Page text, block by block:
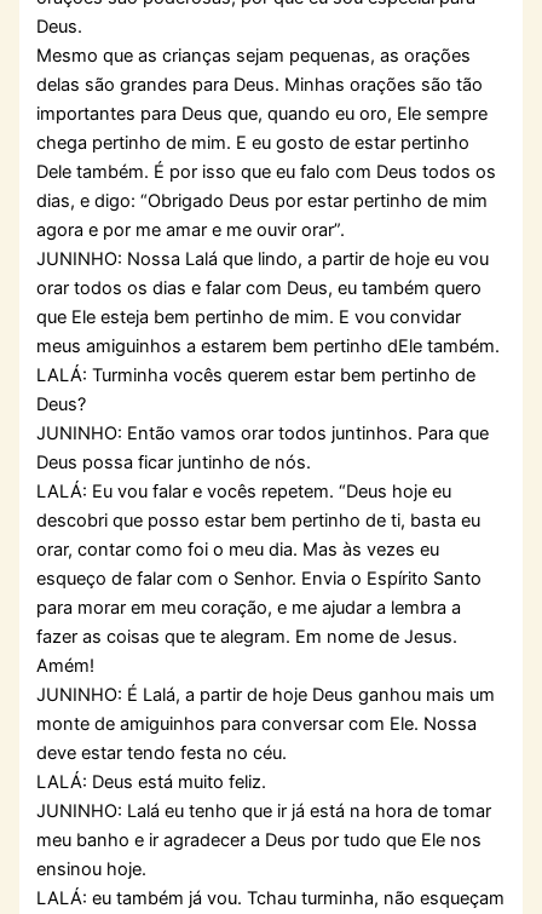
Deus.
Mesmo que as crianças sejam pequenas, as orações
delas são grandes para Deus. Minhas orações são tão
importantes para Deus que, quando eu oro, Ele sempre
chega pertinho de mim. E eu gosto de estar pertinho
Dele também. É por isso que eu falo com Deus todos os
dias, e digo: “Obrigado Deus por estar pertinho de mim
agora e por me amar e me ouvir orar”.
JUNINHO: Nossa Lalá que lindo, a partir de hoje eu vou
orar todos os dias e falar com Deus, eu também quero
que Ele esteja bem pertinho de mim. E vou convidar
meus amiguinhos a estarem bem pertinho dEle também.
LALÁ: Turminha vocês querem estar bem pertinho de
Deus?
JUNINHO: Então vamos orar todos juntinhos. Para que
Deus possa ficar juntinho de nós.
LALÁ: Eu vou falar e vocês repetem. “Deus hoje eu
descobri que posso estar bem pertinho de ti, basta eu
orar, contar como foi o meu dia. Mas às vezes eu
esqueço de falar com o Senhor. Envia o Espírito Santo
para morar em meu coração, e me ajudar a lembra a
fazer as coisas que te alegram. Em nome de Jesus.
Amém!
JUNINHO: É Lalá, a partir de hoje Deus ganhou mais um
monte de amiguinhos para conversar com Ele. Nossa
deve estar tendo festa no céu.
LALÁ: Deus está muito feliz.
JUNINHO: Lalá eu tenho que ir já está na hora de tomar
meu banho e ir agradecer a Deus por tudo que Ele nos
ensinou hoje.
LALÁ: eu também já vou. Tchau turminha, não esqueçam